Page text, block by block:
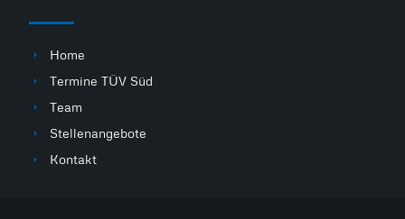
Home
Termine TÜV Süd
Team
Stellenangebote
Kontakt